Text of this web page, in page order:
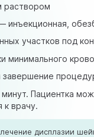
раствором
инъекционная,
участков под
минимального
завершение
Пациентка
к врачу.
дисплазии